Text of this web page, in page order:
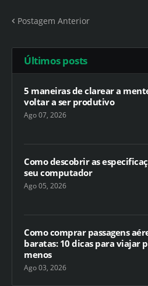
Postagem Anterior
Últimos posts
5 maneiras de clarear a
voltar a ser produtivo
Ago 07, 2026
Como descobrir as
seu computador
Ago 05, 2026
Como comprar passagens
baratas: 10 dicas para viajar
menos
Ago 03, 2026